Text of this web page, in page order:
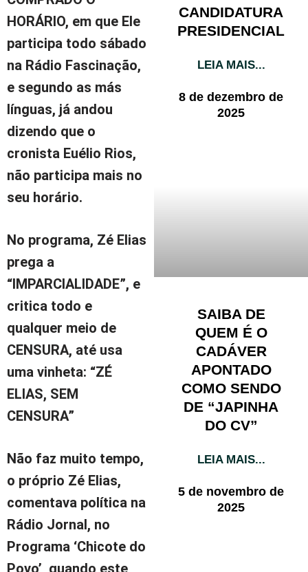
HORÁRIO, em que Ele
participa todo sábado
na Rádio Fascinação,
e segundo as más
línguas, já andou
dizendo que o
cronista Euélio Rios,
não participa mais no
seu horário.
No programa, Zé Elias
prega a
“IMPARCIALIDADE”, e
critica todo e
qualquer meio de
CENSURA, até usa
uma vinheta: “ZÉ
ELIAS, SEM
CENSURA”
Não faz muito tempo,
o próprio Zé Elias,
comentava política na
Rádio Jornal, no
Programa ‘Chicote do
Povo’, quando este
CANDIDATURA
PRESIDENCIAL
LEIA MAIS...
8 de dezembro de
2025
SAIBA DE
QUEM É O
CADÁVER
APONTADO
COMO SENDO
DE “JAPINHA
DO CV”
LEIA MAIS...
5 de novembro de
2025